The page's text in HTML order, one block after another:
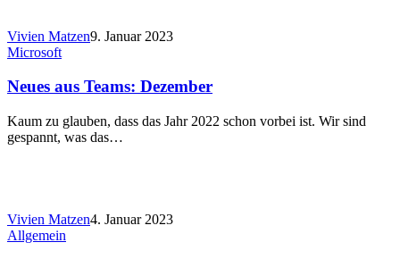
Vivien Matzen9. Januar 2023
Microsoft
Neues aus Teams: Dezember
Kaum zu glauben, dass das Jahr 2022 schon vorbei ist. Wir sind
gespannt, was das…
Vivien Matzen4. Januar 2023
Allgemein